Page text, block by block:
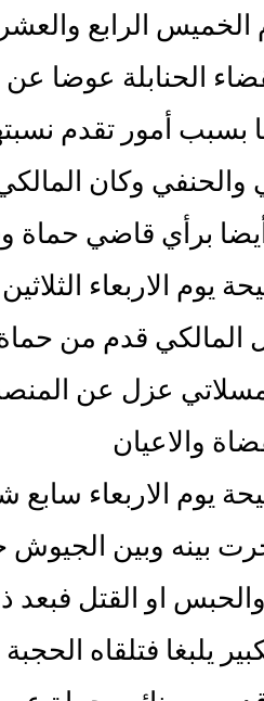
الخميس الرابع
الحنابلة عوضا
بسبب أمور تقدم
وكان
برأي قاضي حماة
يوم الاربعاء
المالكي قدم من
عزل عن
والاعيان
يوم الاربعاء
بينه وبين
او القتل فبعد
يلبغا فتلقاه